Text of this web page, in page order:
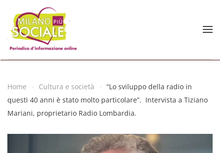
Skip to main content
Home Cultura e società
“Lo sviluppo della radio in
questi 40 anni è stato molto particolare”. Intervista a Tiziano
Mariani, proprietario Radio Lombardia.